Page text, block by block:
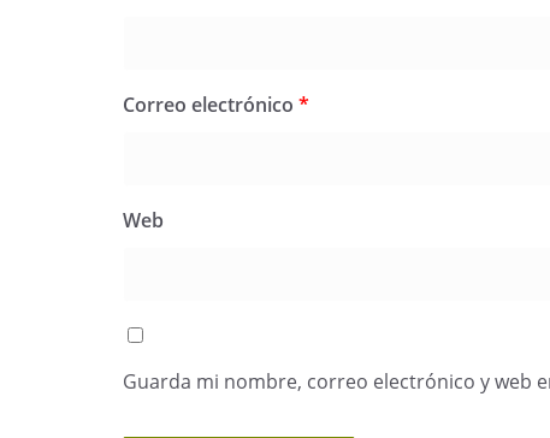
Correo electrónico *
Web
Guarda mi nombre, correo electrónico y web